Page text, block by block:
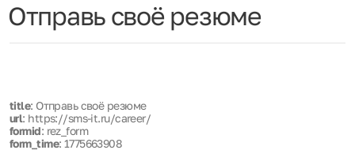
Отправь своё резюме
title: Отправь своё резюме
url: https://sms-it.ru/career/
formid: rez_form
form_time: 1775663908